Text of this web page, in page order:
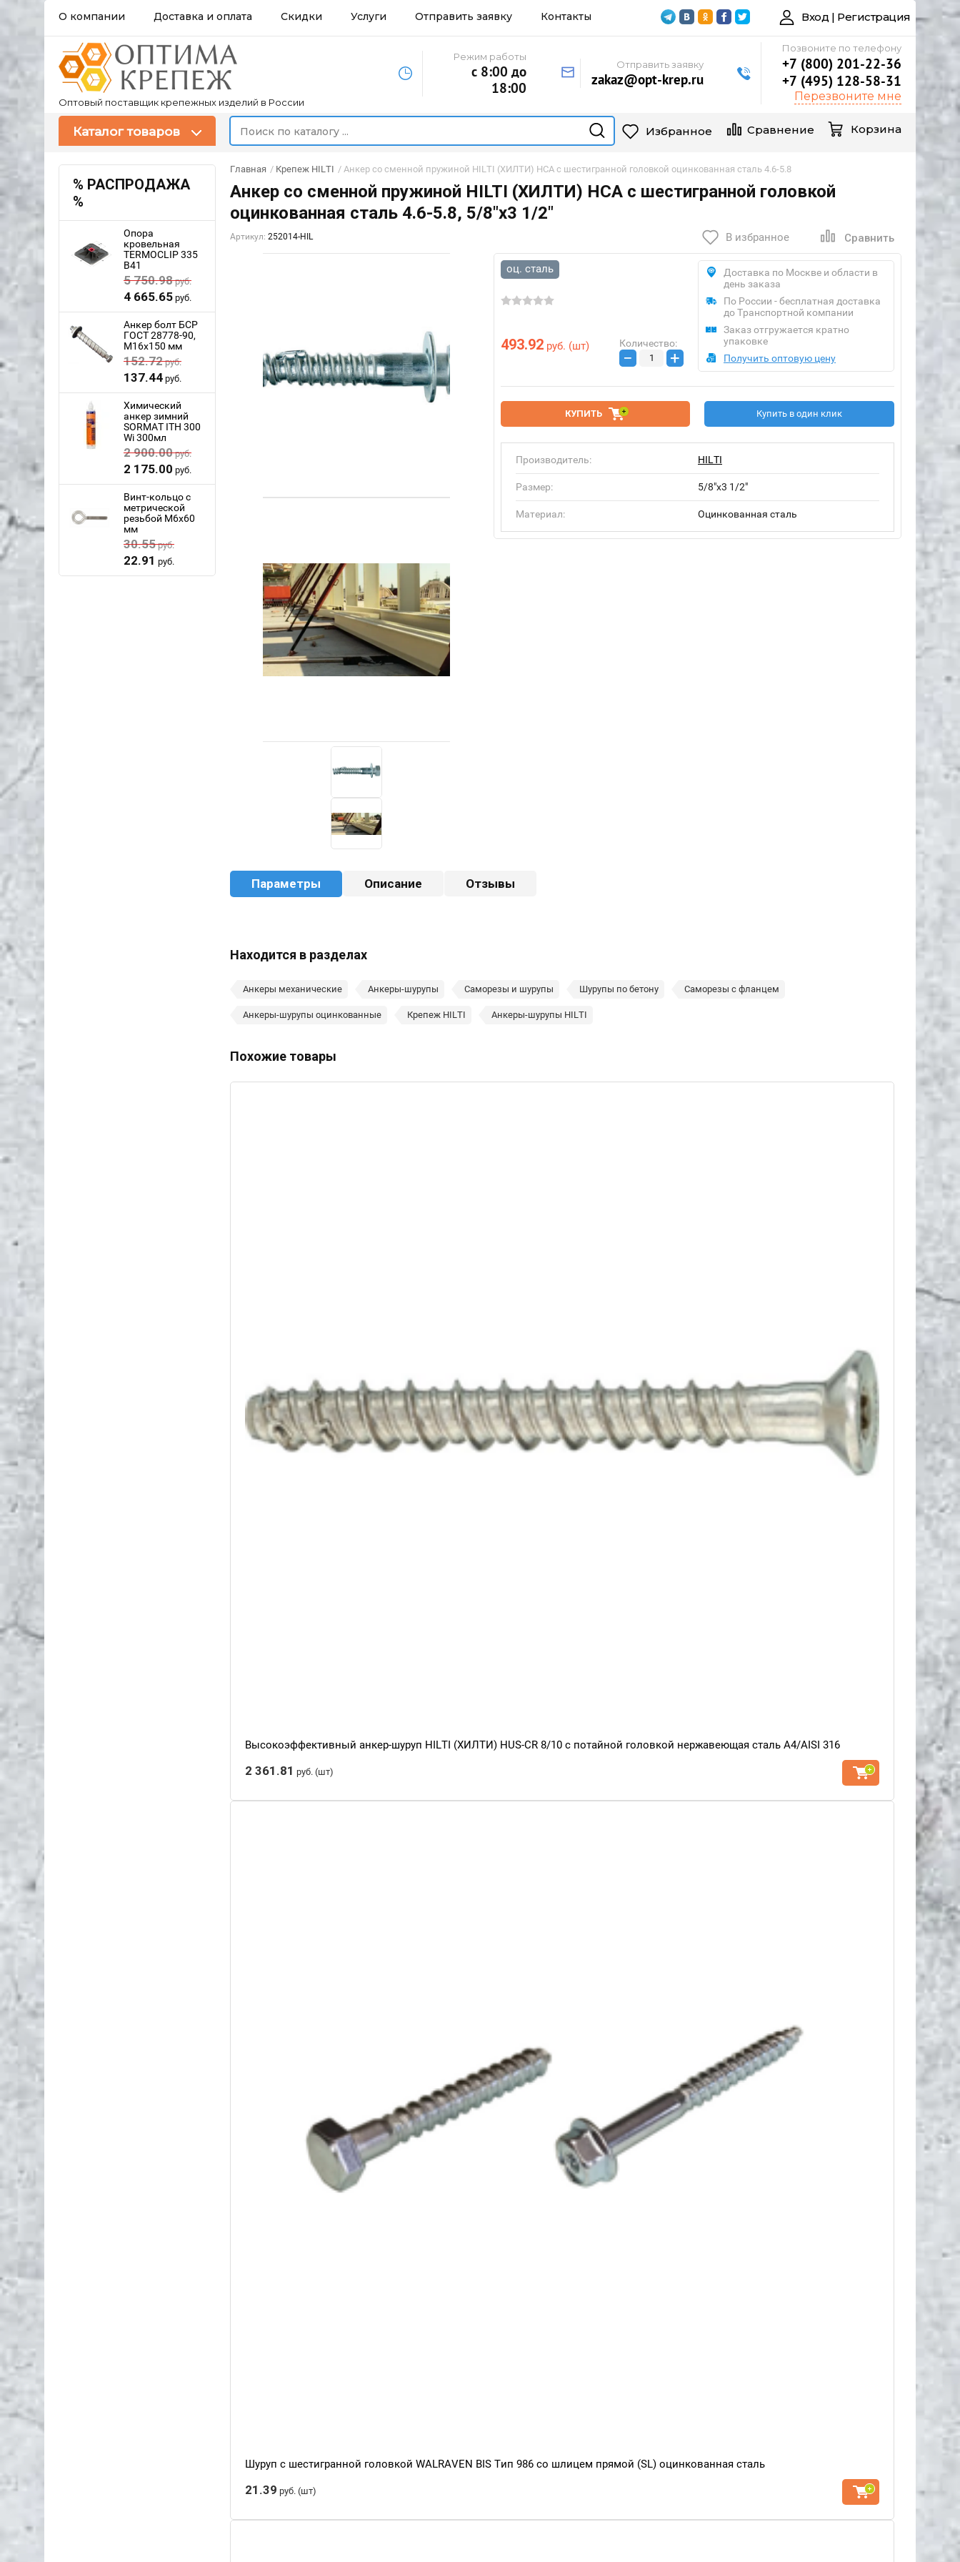
О компании Доставка и оплата Скидки Услуги Отправить заявку Контакты Вход | Регистрация
Оптовый поставщик крепежных изделий в России
Режим работы
с 8:00 до
18:00
Отправить заявку
zakaz@opt-krep.ru
Позвоните по телефону
+7 (800) 201-22-36
+7 (495) 128-58-31
Перезвоните мне
Каталог товаров Корзина
Сравнение
Избранное
% РАСПРОДАЖА
%
Опора
кровельная
TERMOCLIP 335
B41
5 750.98руб.
4 665.65 руб.
Анкер болт БСР
ГОСТ 28778-90,
M16x150 мм
152.72руб.
137.44 руб.
Химический
анкер зимний
SORMAT ITH 300
Wi 300мл
2 900.00руб.
2 175.00 руб.
Винт-кольцо с
метрической
резьбой M6x60
мм
30.55руб.
22.91 руб.
Главная / Крепеж HILTI / Анкер со сменной пружиной HILTI (ХИЛТИ) HCA с шестигранной головкой оцинкованная сталь 4.6-5.8
Анкер со сменной пружиной HILTI (ХИЛТИ) HCA с шестигранной головкой
оцинкованная сталь 4.6-5.8, 5/8"x3 1/2"
Артикул: 252014-HIL В избранное Сравнить
оц. сталь
493.92 руб. (шт) Количество:
− +
Доставка по Москве и области в
день заказа
По России - бесплатная доставка
до Транспортной компании
Заказ отгружается кратно
упаковке
Получить оптовую цену
КУПИТЬ Купить в один клик
Производитель: HILTI
Размер: 5/8"x3 1/2"
Материал: Оцинкованная сталь
Параметры Описание Отзывы
Находится в разделах
Анкеры механические Анкеры-шурупы Саморезы и шурупы Шурупы по бетону Саморезы с фланцем
Анкеры-шурупы оцинкованные Крепеж HILTI Анкеры-шурупы HILTI
Похожие товары
Высокоэффективный анкер-шуруп HILTI (ХИЛТИ) HUS-CR 8/10 с потайной головкой нержавеющая сталь A4/AISI 316
2 361.81 руб. (шт)
Шуруп с шестигранной головкой WALRAVEN BIS Тип 986 со шлицем прямой (SL) оцинкованная сталь
21.39 руб. (шт)